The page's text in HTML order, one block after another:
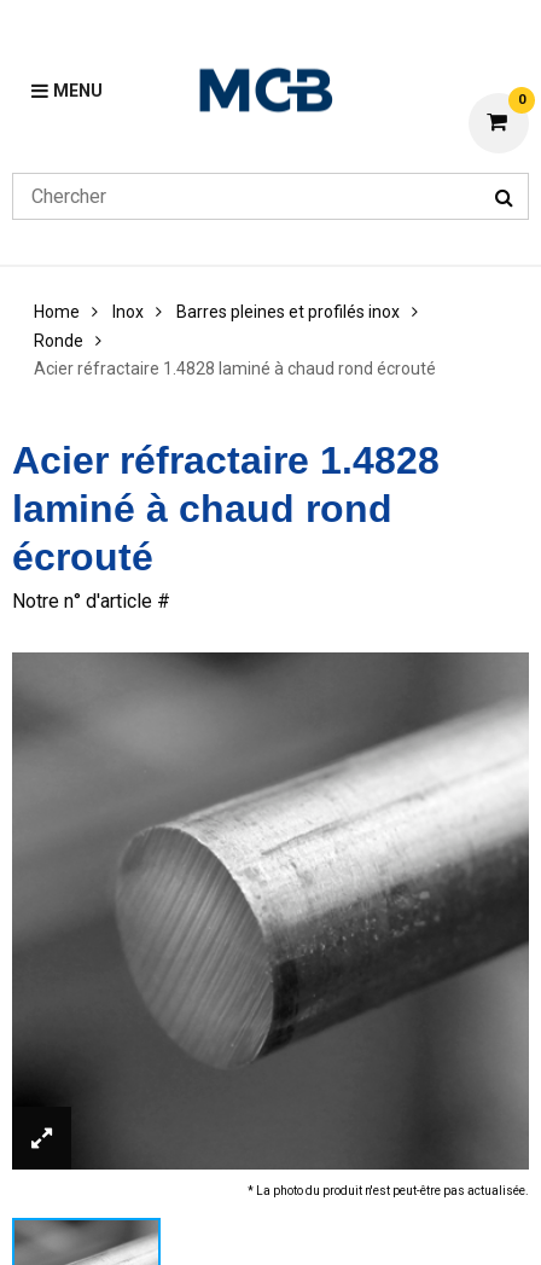
MENU 0
Home Inox
Barres pleines et profilés inox
Ronde
Acier réfractaire 1.4828 laminé à chaud rond écrouté
Acier réfractaire 1.4828
laminé à chaud rond
écrouté
Notre n° d'article #
* La photo du produit n'est peut-être pas actualisée.